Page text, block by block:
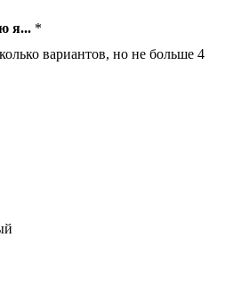
я... *
вариантов, но не больше 4